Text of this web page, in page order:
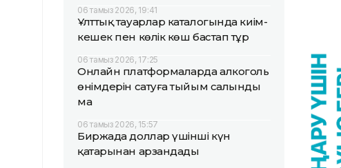
06 тамыз 2026, 19:41
Ұлттық тауарлар каталогында киім-
кешек пен көлік көш бастап тұр
06 тамыз 2026, 17:25
Онлайн платформаларда алкоголь
өнімдерін сатуға тыйым салынды
ма
06 тамыз 2026, 15:57
Биржада доллар үшінші күн
қатарынан арзандады